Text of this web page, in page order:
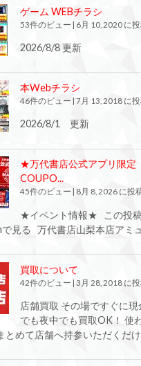
ゲーム WEBチラシ
53件のビュー | 6月 10, 2020 に
2026/8/8 更新
本Webチラシ
46件のビュー 7月 13, 2018 に
2026/8/1 更新
★万代書店公式アプリ限定
COUPO...
45件のビュー 8月 8, 2026 に投
★イベント情報★ この投
見る 万代書店山梨本店アミ
買取について
42件のビュー | 3月 28, 2018 に
店舗買取 その場ですぐに
でも夜中でも買取OK！ 使
とめて店舗へ持参いただくだ